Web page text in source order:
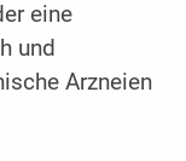
eine
und
Arzneien